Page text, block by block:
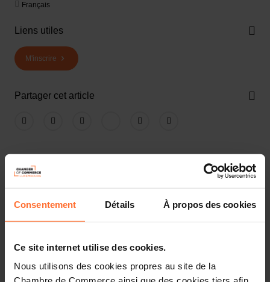
Consentement Détails À propos des cookies
Ce site internet utilise des cookies.
Nous utilisons des cookies propres au site de la
Français
Liens utiles
M'inscrire
Partager cet article
entreprise existante au Luxembourg? Laissez-vous guider
par les conseillers de la House of Entrepreneurship, le
point de contact unique pour les entrepreneurs.